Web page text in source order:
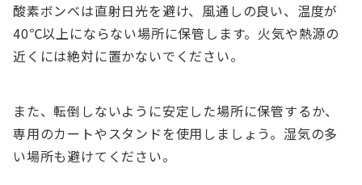
酸素ボンベは直射日光を避け、風通しの良い、温度が
40℃以上にならない場所に保管します。火気や熱源の
近くには絶対に置かないでください。
また、転倒しないように安定した場所に保管するか、
専用のカートやスタンドを使用しましょう。湿気の多
い場所も避けてください。